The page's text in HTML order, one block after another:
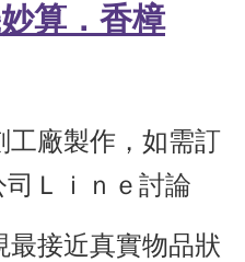
算．香樟
廠製作，如需訂
Ｌｉｎｅ討論
接近真實物品狀